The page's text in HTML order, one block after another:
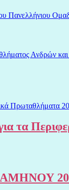
Πανελλήνιου
Ανδρών
τα